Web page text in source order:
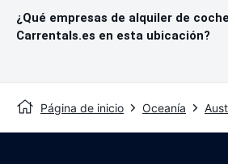
¿Qué empresas de alquiler de
Carrentals.es en esta ubicación?
Página de inicio Oceanía